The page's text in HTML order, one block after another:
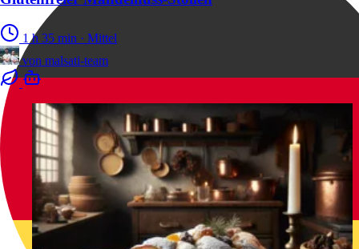
1 h 35 min · Mittel
von malsati-team